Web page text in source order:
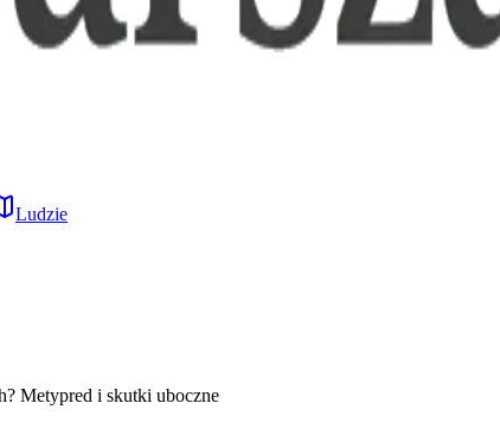
Ludzie
Metypred i skutki uboczne